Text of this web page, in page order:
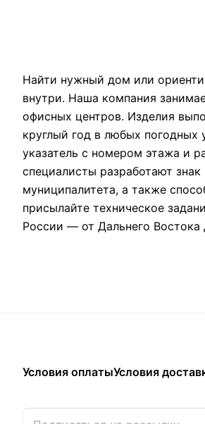
Найти нужный дом или
внутри. Наша компания
офисных центров. Изделия
круглый год в любых погодных
указатель с номером этажа и
специалисты разработают
муниципалитета, а также
присылайте техническое
России — от Дальнего Востока
Условия оплатыУсловия